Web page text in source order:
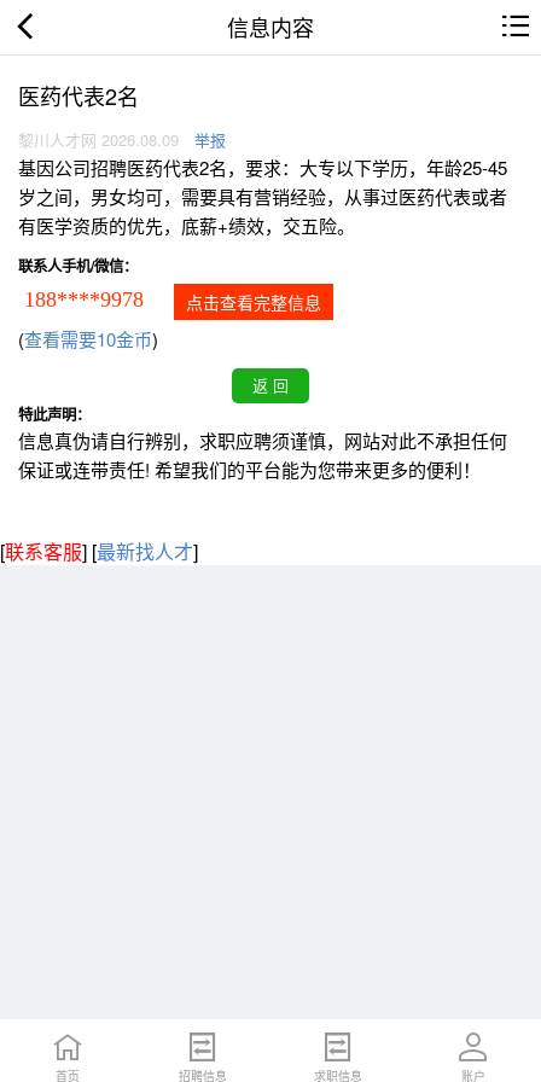
信息内容
医药代表2名
黎川人才网 2026.08.09 举报
基因公司招聘医药代表2名，要求：大专以下学历，年龄25-45
岁之间，男女均可，需要具有营销经验，从事过医药代表或者
有医学资质的优先，底薪+绩效，交五险。
联系人手机/微信：
188****9978 点击查看完整信息
(查看需要10金币)
特此声明：
信息真伪请自行辨别，求职应聘须谨慎，网站对此不承担任何
保证或连带责任! 希望我们的平台能为您带来更多的便利！
[联系客服] [最新找人才]
首页 招聘信息 求职信息 账户